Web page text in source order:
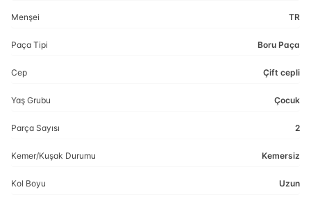
Menşei TR
Paça Tipi Boru Paça
Cep Çift cepli
Yaş Grubu Çocuk
Parça Sayısı 2
Kemer/Kuşak Durumu Kemersiz
Kol Boyu Uzun